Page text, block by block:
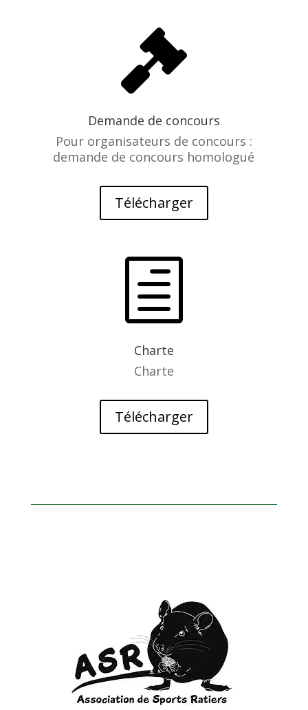

Demande de concours
Pour organisateurs de concours :
demande de concours homologué
Télécharger
h
Charte
Charte
Télécharger